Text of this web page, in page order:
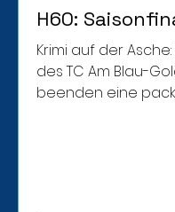
H60:
Krimi auf der
des TC Am Blau-
beenden eine